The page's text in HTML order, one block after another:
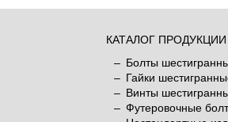
КАТАЛОГ ПРОДУКЦИИ
Болты
Гайки
Винты
Футеровочные